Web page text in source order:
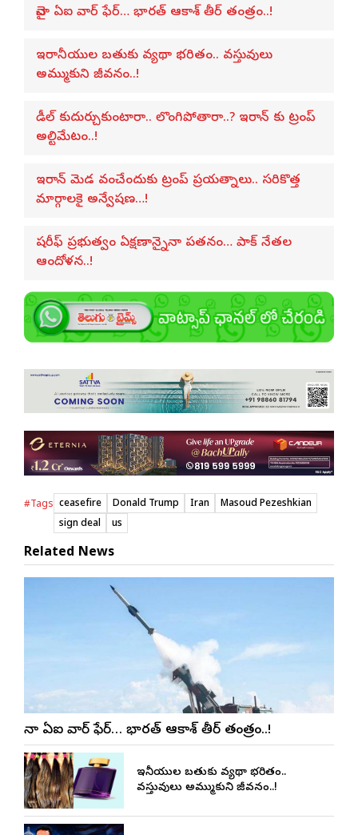
చైనా ఏఐ వార్ ఫేర్… భారత్ ఆకాశ్ తీర్ తంత్రం..!
ఇరానీయుల బతుకు వ్యథా భరితం.. వస్తువులు
అమ్ముకుని జీవనం..!
డీల్ కుదుర్చుకుంటారా.. లొంగిపోతారా..? ఇరాన్ కు ట్రంప్
అల్టిమేటం..!
ఇరాన్ మెడ వంచేందుకు ట్రంప్ ప్రయత్నాలు.. సరికొత్త
మార్గాలకై అన్వేషణ…!
షరీఫ్ ప్రభుత్వం ఏక్షణాన్నైనా పతనం… పాక్ నేతల
ఆందోళన..!
#Tags ceasefire Donald Trump Iran
Masoud Pezeshkian
sign deal
us
Related News
చైనా ఏఐ వార్ ఫేర్… భారత్ ఆకాశ్ తీర్ తంత్రం..!
ఇరానీయుల బతుకు వ్యథా భరితం..
వస్తువులు అమ్ముకుని జీవనం..!